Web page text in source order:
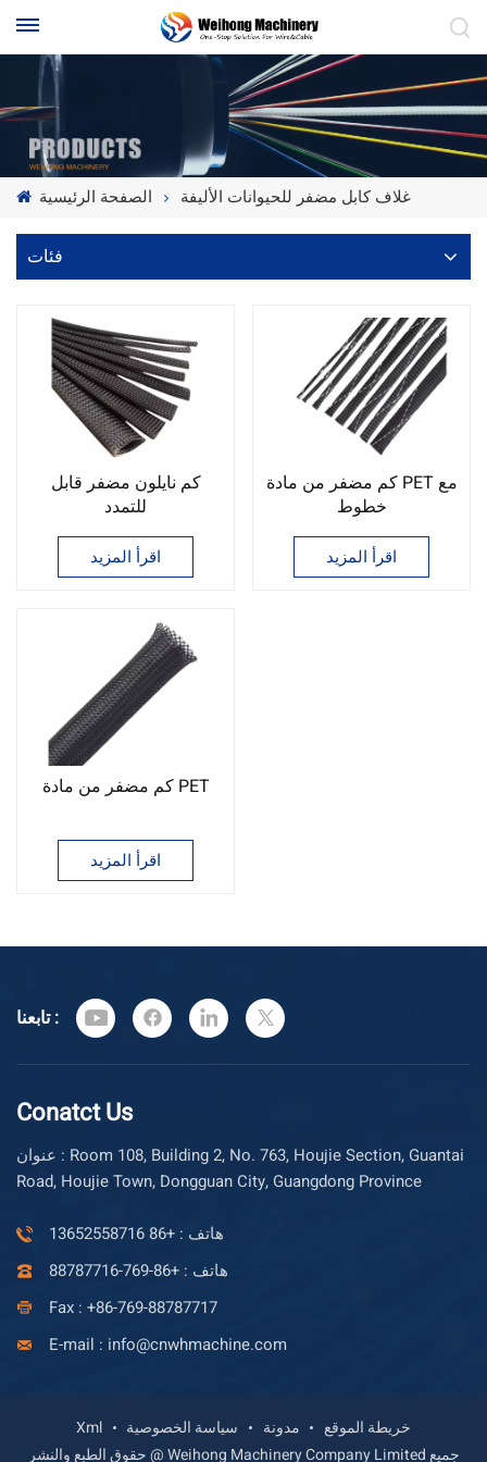
الصفحة الرئيسية غلاف كابل مضفر للحيوانات الأليفة
فئات
كم نايلون مضفر قابل
للتمدد
اقرأ المزيد
كم مضفر من مادة PET مع
خطوط
اقرأ المزيد
كم مضفر من مادة PET
اقرأ المزيد
تابعنا :
Conatct Us
عنوان : Room 108, Building 2, No. 763, Houjie Section, Guantai
Road, Houjie Town, Dongguan City, Guangdong Province
هاتف : +86 13652558716
هاتف : +86-769-88787716
Fax : +86-769-88787717
E-mail : info@cnwhmachine.com
Xml سياسة الخصوصية مدونة
خريطة الموقع
حقوق الطبع والنشر @ Weihong Machinery Company Limited جميع